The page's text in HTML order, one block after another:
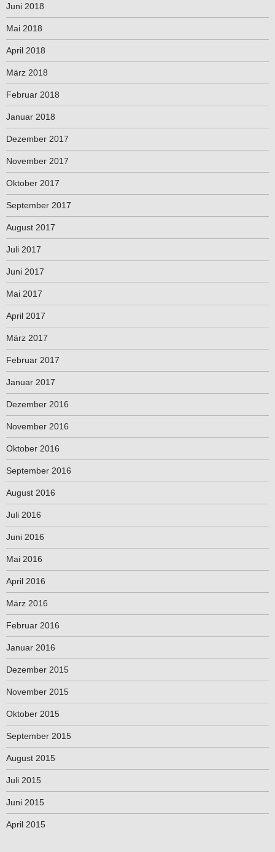
Juni 2018
Mai 2018
April 2018
März 2018
Februar 2018
Januar 2018
Dezember 2017
November 2017
Oktober 2017
September 2017
August 2017
Juli 2017
Juni 2017
Mai 2017
April 2017
März 2017
Februar 2017
Januar 2017
Dezember 2016
November 2016
Oktober 2016
September 2016
August 2016
Juli 2016
Juni 2016
Mai 2016
April 2016
März 2016
Februar 2016
Januar 2016
Dezember 2015
November 2015
Oktober 2015
September 2015
August 2015
Juli 2015
Juni 2015
April 2015